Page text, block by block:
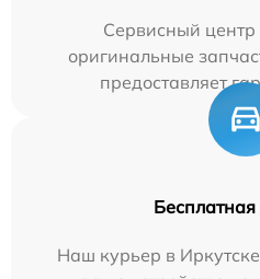
Сервисный центр
оригинальные
предоставляет
Бесплатная
Наш курьер в